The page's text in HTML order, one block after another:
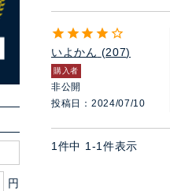
いよかん 207
購入者
非公開
投稿日
2024/07/10
1 件中 1 -1 件表示